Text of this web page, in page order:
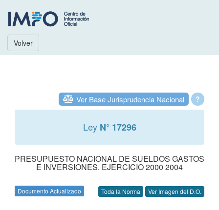
Volver
?
Ver Base Jurisprudencia Nacional
Ley N° 17296
PRESUPUESTO NACIONAL DE SUELDOS GASTOS
E INVERSIONES. EJERCICIO 2000 2004
Documento Actualizado Toda la Norma Ver Imagen del D.O.